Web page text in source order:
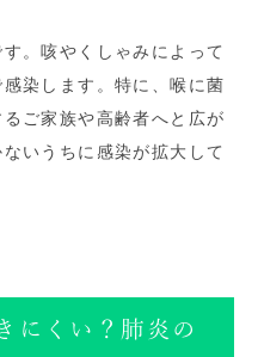
。咳やくしゃみによって
染します。特に、喉に菌
ご家族や高齢者へと広が
いうちに感染が拡大して
にくい？肺炎の